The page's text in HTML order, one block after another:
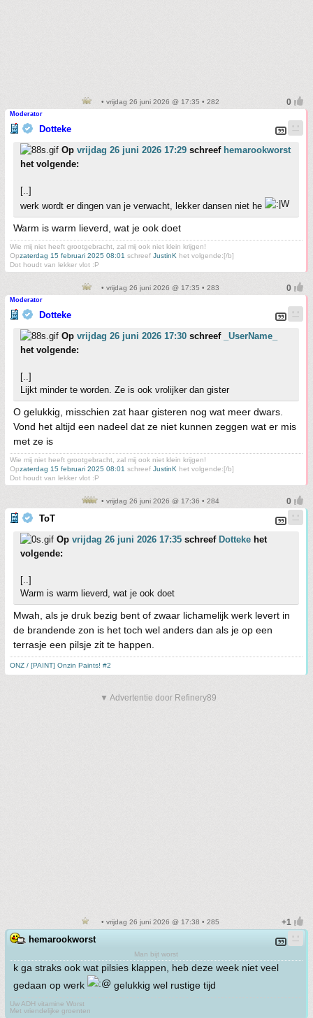
• vrijdag 26 juni 2026 @ 17:35 • 282
Moderator
Dotteke
Op vrijdag 26 juni 2026 17:29 schreef hemarookworst
het volgende:
[..]
werk wordt er dingen van je verwacht, lekker dansen niet he
Warm is warm lieverd, wat je ook doet
Wie mij niet heeft grootgebracht, zal mij ook niet klein krijgen!
Opzaterdag 15 februari 2025 08:01 schreef JustinK het volgende:[/b]
Dot houdt van lekker vlot :P
• vrijdag 26 juni 2026 @ 17:35 • 283
Moderator
Dotteke
Op vrijdag 26 juni 2026 17:30 schreef
_UserName_
het volgende:
[..]
Lijkt minder te worden. Ze is ook vrolijker dan gister
O gelukkig, misschien zat haar gisteren nog wat meer dwars.
Vond het altijd een nadeel dat ze niet kunnen zeggen wat er mis
met ze is
Wie mij niet heeft grootgebracht, zal mij ook niet klein krijgen!
Opzaterdag 15 februari 2025 08:01 schreef JustinK het volgende:[/b]
Dot houdt van lekker vlot :P
• vrijdag 26 juni 2026 @ 17:36 • 284
ToT
Op vrijdag 26 juni 2026 17:35 schreef Dotteke het
volgende:
[..]
Warm is warm lieverd, wat je ook doet
Mwah, als je druk bezig bent of zwaar lichamelijk werk levert in
de brandende zon is het toch wel anders dan als je op een
terrasje een pilsje zit te happen.
ONZ / [PAINT] Onzin Paints! #2
▼ Advertentie door Refinery89
• vrijdag 26 juni 2026 @ 17:38 • 285
hemarookworst
Man bijt worst
k ga straks ook wat pilsies klappen, heb deze week niet veel
gedaan op werk
gelukkig wel rustige tijd
Uw ADH vitamine Worst
Met vriendelijke groenten